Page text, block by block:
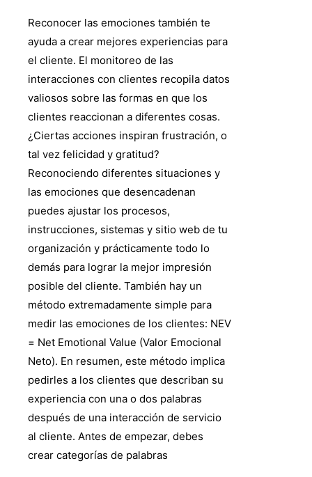
Reconocer las emociones también te
ayuda a crear mejores experiencias para
el cliente. El monitoreo de las
interacciones con clientes recopila datos
valiosos sobre las formas en que los
clientes reaccionan a diferentes cosas.
¿Ciertas acciones inspiran frustración, o
tal vez felicidad y gratitud?
Reconociendo diferentes situaciones y
las emociones que desencadenan
puedes ajustar los procesos,
instrucciones, sistemas y sitio web de tu
organización y prácticamente todo lo
demás para lograr la mejor impresión
posible del cliente. También hay un
método extremadamente simple para
medir las emociones de los clientes: NEV
= Net Emotional Value (Valor Emocional
Neto). En resumen, este método implica
pedirles a los clientes que describan su
experiencia con una o dos palabras
después de una interacción de servicio
al cliente. Antes de empezar, debes
crear categorías de palabras